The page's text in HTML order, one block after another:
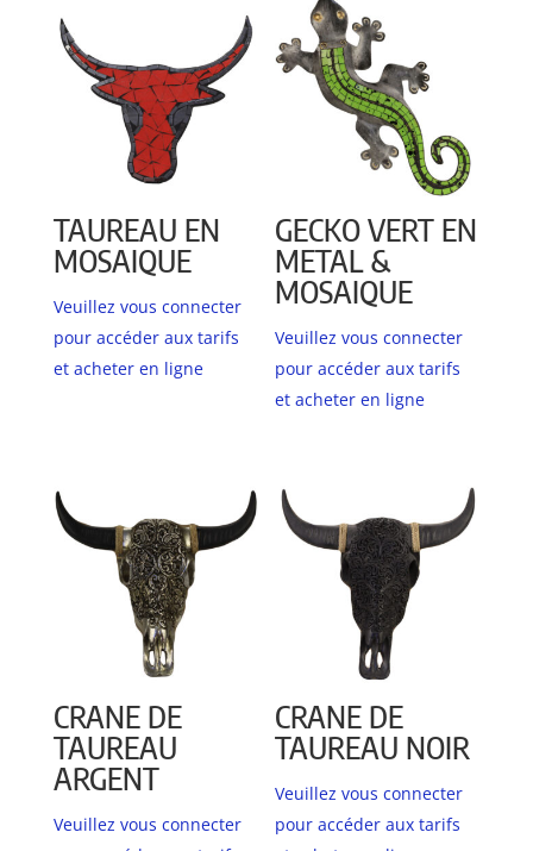
TAUREAU EN
MOSAIQUE
Veuillez vous connecter
pour accéder aux tarifs
et acheter en ligne
GECKO VERT EN
METAL &
MOSAIQUE
Veuillez vous connecter
pour accéder aux tarifs
et acheter en ligne
CRANE DE
TAUREAU
ARGENT
Veuillez vous connecter
CRANE DE
TAUREAU NOIR
Veuillez vous connecter
pour accéder aux tarifs